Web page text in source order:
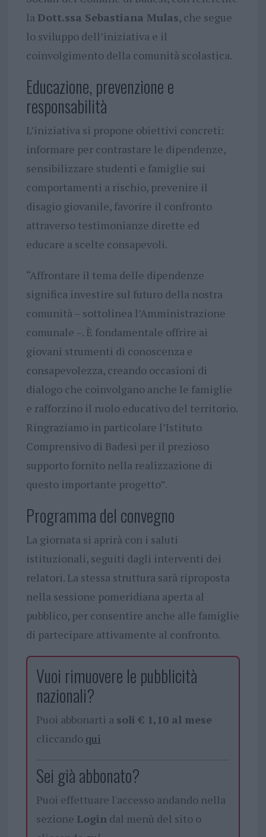
la Dott.ssa Sebastiana Mulas, che segue
lo sviluppo dell’iniziativa e il
coinvolgimento della comunità scolastica.
Educazione, prevenzione e
responsabilità
L’iniziativa si propone obiettivi concreti:
informare per contrastare le dipendenze,
sensibilizzare studenti e famiglie sui
comportamenti a rischio, prevenire il
disagio giovanile, favorire il confronto
attraverso testimonianze dirette ed
educare a scelte consapevoli.
“Affrontare il tema delle dipendenze
significa investire sul futuro della nostra
comunità – sottolinea l’Amministrazione
comunale –. È fondamentale offrire ai
giovani strumenti di conoscenza e
consapevolezza, creando occasioni di
dialogo che coinvolgano anche le famiglie
e rafforzino il ruolo educativo del territorio.
Ringraziamo in particolare l’Istituto
Comprensivo di Badesi per il prezioso
supporto fornito nella realizzazione di
questo importante progetto”.
Programma del convegno
La giornata si aprirà con i saluti
istituzionali, seguiti dagli interventi dei
relatori. La stessa struttura sarà riproposta
nella sessione pomeridiana aperta al
pubblico, per consentire anche alle famiglie
di partecipare attivamente al confronto.
Vuoi rimuovere le pubblicità
nazionali?
Puoi abbonarti a soli € 1,10 al mese
cliccando qui
Sei già abbonato?
Puoi effettuare l'accesso andando nella
sezione Logindal menù del sito o